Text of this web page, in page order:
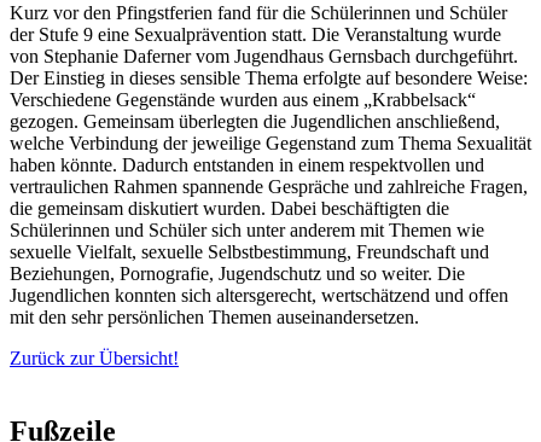
Kurz vor den Pfingstferien fand für die Schülerinnen und Schüler
der Stufe 9 eine Sexualprävention statt. Die Veranstaltung wurde
von Stephanie Daferner vom Jugendhaus Gernsbach durchgeführt.
Der Einstieg in dieses sensible Thema erfolgte auf besondere Weise:
Verschiedene Gegenstände wurden aus einem „Krabbelsack“
gezogen. Gemeinsam überlegten die Jugendlichen anschließend,
welche Verbindung der jeweilige Gegenstand zum Thema Sexualität
haben könnte. Dadurch entstanden in einem respektvollen und
vertraulichen Rahmen spannende Gespräche und zahlreiche Fragen,
die gemeinsam diskutiert wurden. Dabei beschäftigten die
Schülerinnen und Schüler sich unter anderem mit Themen wie
sexuelle Vielfalt, sexuelle Selbstbestimmung, Freundschaft und
Beziehungen, Pornografie, Jugendschutz und so weiter. Die
Jugendlichen konnten sich altersgerecht, wertschätzend und offen
mit den sehr persönlichen Themen auseinandersetzen.
Zurück zur Übersicht!
Fußzeile